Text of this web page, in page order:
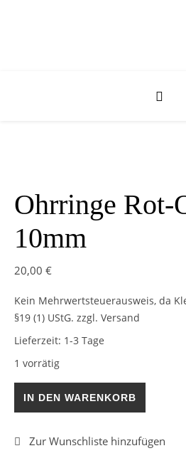
Ohrringe Rot-
10mm
20,00 €
Kein Mehrwertsteuerausweis, da
§19 (1) UStG. zzgl. Versand
Lieferzeit: 1-3 Tage
1 vorrätig
Ohrringe Rot-Orange 10mm Menge
IN DEN WARENKORB